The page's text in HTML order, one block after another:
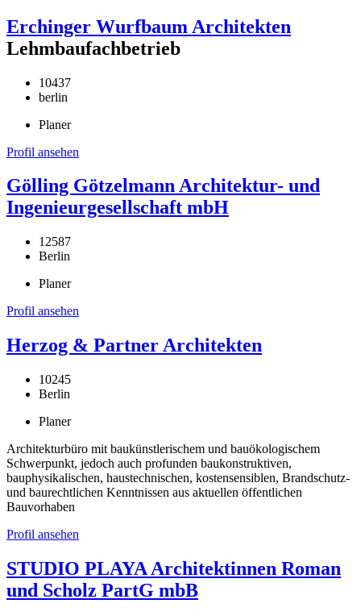
Erchinger Wurfbaum Architekten
Lehmbaufachbetrieb
10437
berlin
Planer
Profil ansehen
Gölling Götzelmann Architektur- und
Ingenieurgesellschaft mbH
12587
Berlin
Planer
Profil ansehen
Herzog & Partner Architekten
10245
Berlin
Planer
Architekturbüro mit baukünstlerischem und bauökologischem
Schwerpunkt, jedoch auch profunden baukonstruktiven,
bauphysikalischen, haustechnischen, kostensensiblen, Brandschutz-
und baurechtlichen Kenntnissen aus aktuellen öffentlichen
Bauvorhaben
Profil ansehen
STUDIO PLAYA Architektinnen Roman
und Scholz PartG mbB